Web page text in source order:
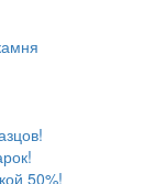
50%!